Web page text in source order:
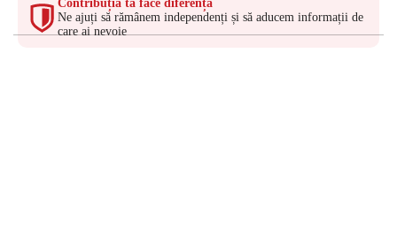
Contribuția ta face diferența
Ne ajuți să rămânem independenți și să aducem informații de
care ai nevoie